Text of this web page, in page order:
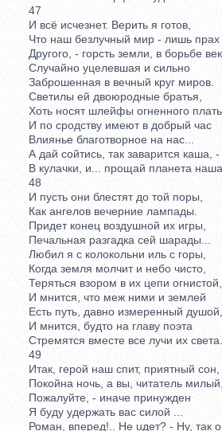
47
И всё исчезнет. Верить я готов,
Что наш безлучный мир - лишь прах
Другого, - горсть земли, в борьбе
Случайно уцелевшая и сильно
Заброшенная в вечный круг миров.
Светилы ей двоюродные братья,
Хоть носят шлейфы огненного
И по сродству имеют в добрый час
Влиянье благотворное на нас...
А дай сойтись, так заварится каша, -
В кулачки, и... прощай планета наша.
48
И пусть они блестят до той поры,
Как ангелов вечерние лампады.
Придет конец воздушной их игры,
Печальная разгадка сей шарады...
Любил я с колокольни иль с горы,
Когда земля молчит и небо чисто,
Теряться взором в их цепи
И мнится, что меж ними и землей
Есть путь, давно измеренный
И мнится, будто на главу поэта
Стремятся вместе все лучи их света.
49
Итак, герой наш спит, приятный сон,
Покойна ночь, а вы, читатель милый,
Пожалуйте, - иначе принужден
Я буду удержать вас силой ...
Роман, вперед!.. Не uдет? - Ну, так